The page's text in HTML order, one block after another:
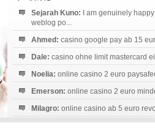
Sejarah Kuno:
I am genuinely
weblog po...
Ahmed: casino google pay ab 15
Dale: casino ohne limit mastercard
Noelia: online casino 2 euro
Emerson: online casino 2 euro
Milagro: online casino ab 5 euro